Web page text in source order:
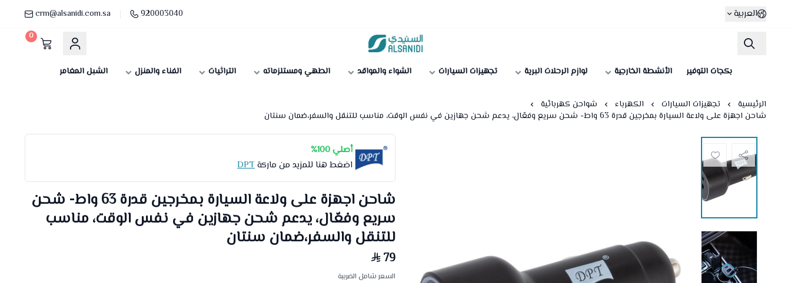
العربية 920003040
crm@alsanidi.com.sa
متجر السنيدي
0
بكجات التوفير الأنشطة الخارجية لوازم الرحلات البرية تجهيزات السيارات الشواء والمواقد الطهي ومستلزماته التراثيات الفناء والمنزل الشبل المغامر
الرئيسية تجهيزات السيارات الكهرباء
شواحن كهربائية
شاحن اجهزة على ولاعة السيارة بمخرجين قدرة 63 واط- شحن سريع وفعّال، يدعم شحن جهازين في نفس الوقت، مناسب للتنقل والسفر،ضمان سنتان
أصلي 100%
اضغط هنا للمزيد من ماركةDPT
شاحن اجهزة على ولاعة السيارة بمخرجين قدرة 63 واط- شحن
سريع وفعّال، يدعم شحن جهازين في نفس الوقت، مناسب
للتنقل والسفر،ضمان سنتان
79
السعر شامل الضريبة